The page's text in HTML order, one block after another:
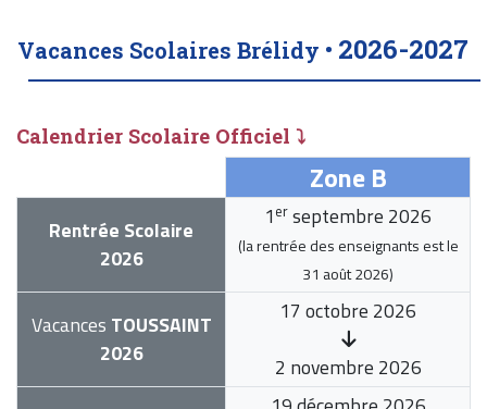
Vacances Scolaires Brélidy • 2026-2027
Calendrier Scolaire Officiel ⤵
Zone B
Rentrée Scolaire
2026
1 er septembre 2026
(la rentrée des enseignants est le
31 août 2026)
Vacances TOUSSAINT
2026
17 octobre 2026
2 novembre 2026